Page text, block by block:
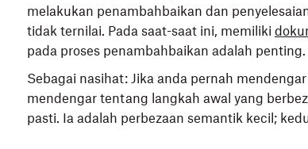
melakukan penambahbaikan dan
tidak ternilai. Pada saat-saat ini, memiliki
pada proses penambahbaikan adalah penting.
Sebagai nasihat: Jika anda pernah
mendengar tentang langkah awal yang
pasti. Ia adalah perbezaan semantik kecil;